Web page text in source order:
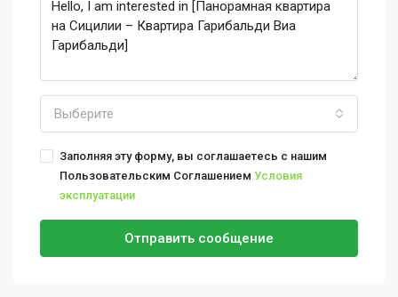
Выберите
Заполняя эту форму, вы соглашаетесь с нашим
Пользовательским Соглашением Условия
эксплуатации
Отправить сообщение